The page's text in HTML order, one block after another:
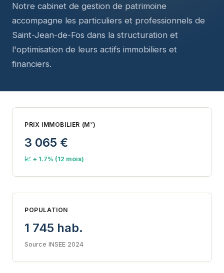
Notre cabinet de gestion de patrimoine
accompagne les particuliers et professionnels de
Saint-Jean-de-Fos dans la structuration et
l'optimisation de leurs actifs immobiliers et
financiers.
PRIX IMMOBILIER (M²)
3 065 €
📈 + 1.7% (12 mois)
POPULATION
1 745 hab.
Source INSEE 2024